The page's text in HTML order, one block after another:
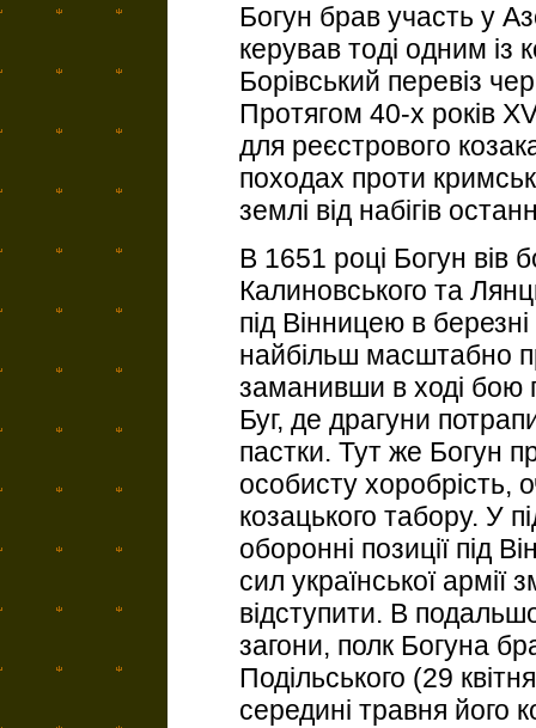
Богун брав участь у
керував тоді одним із
Борівський перевіз
Протягом 40-х років
для реєстрового
походах проти
землі від набігів
В 1651 році Богун вів
Калиновського та
під Вінницею в
найбільш масштабно
заманивши в ході бою
Буг, де драгуни
пастки. Тут же Богун
особисту хоробрість,
козацького табору. У
оборонні позиції під
сил української армії
відступити. В
загони, полк Богуна
Подільського (29
середині травня його